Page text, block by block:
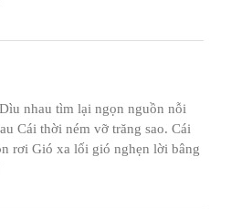
nhau tìm lại ngọn nguồn nỗi
Cái thời ném vỡ trăng sao. Cái
rơi Gió xa lối gió nghẹn lời bâng